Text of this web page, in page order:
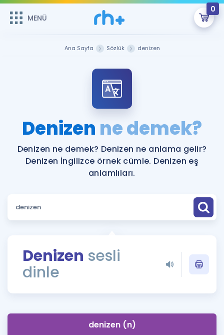
MENÜ
0
ÜYE DEĞİLİM
Sepetin Şu An Boş.
Remzi Hoca ile seni sınava hazırlayacak onlarca eğitim seni
bekliyor!
MENÜ
Faydalı Araçlar
Sözlük
Rehberlik Aracı
ÖSYM Sınav Takvimi
Hakkımızda
Ana Sayfa Sözlük denizen
Denizen ne demek?
Denizen ne demek? Denizen ne anlama gelir?
Denizen İngilizce örnek cümle. Denizen eş
anlamlıları.
Denizen sesli
dinle
denizen (n)